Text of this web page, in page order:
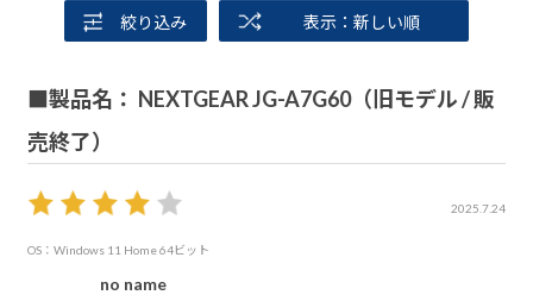
絞り込み 表示：新しい順
■製品名： NEXTGEAR JG-A7G60（旧モデル / 販
売終了）
2025.7.24
OS：Windows 11 Home 64ビット
no name